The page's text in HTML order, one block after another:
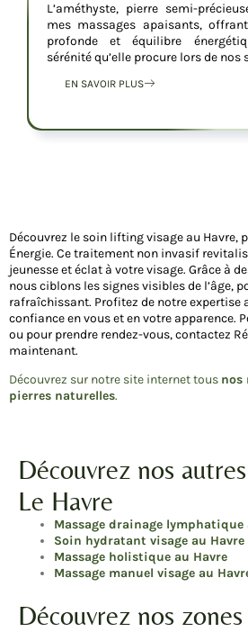
L’améthyste, pierre semi-
mes massages apaisants,
profonde et équilibre
sérénité qu’elle procure lors de nos
EN SAVOIR PLUS
Découvrez le soin lifting visage au Havre,
Énergie. Ce traitement non invasif
jeunesse et éclat à votre visage. Grâce à
nous ciblons les signes visibles de l’âge,
rafraîchissant. Profitez de notre expertise
confiance en vous et en votre apparence.
ou pour prendre rendez-vous, contactez
maintenant.
Découvrez sur notre site internet tous nos
pierres naturelles.
Découvrez nos
Le Havre
Massage drainage lymphatique
Soin hydratant visage au Havre
Massage holistique au Havre
Massage manuel visage au
Découvrez nos